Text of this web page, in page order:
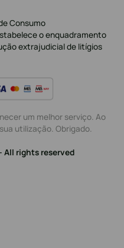
Consumo
o enquadramento
extrajudicial de litígios
um melhor serviço. Ao
utilização. Obrigado.
All rights reserved